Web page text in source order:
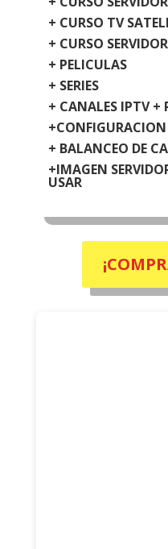
+ CURSO TV
+ CURSO
+ PELICULAS
+ SERIES
+ CANALES IPTV +
+ BALANCEO DE
+IMAGEN
USAR